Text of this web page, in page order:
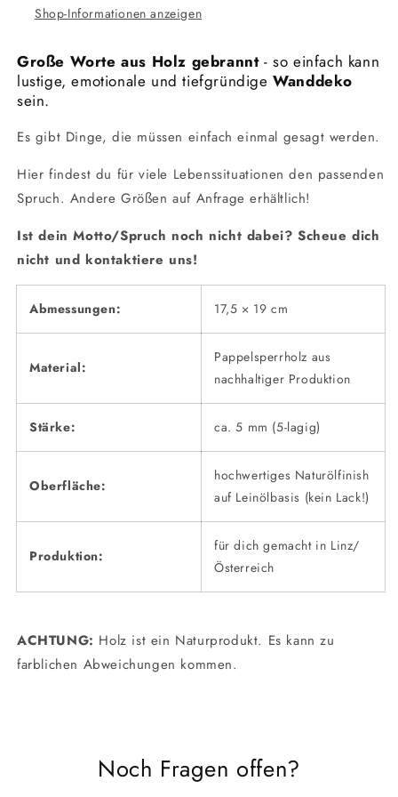
Shop-Informationen anzeigen
Große Worte aus Holz gebrannt- so einfach kann
lustige, emotionale und tiefgründigeWanddeko
sein.
Es gibt Dinge, die müssen einfach einmal gesagt werden.
Hier findest du für viele Lebenssituationen den passenden
Spruch. Andere Größen auf Anfrage erhältlich!
Ist dein Motto/Spruch noch nicht dabei? Scheue dich
nicht und kontaktiere uns!
Abmessungen: 17,5 × 19 cm
Material:
Pappelsperrholz aus
nachhaltiger Produktion
Stärke: ca. 5 mm (5-lagig)
Oberfläche:
hochwertiges Naturölfinish
auf Leinölbasis (kein Lack!)
Produktion:
für dich gemacht in Linz/
Österreich
ACHTUNG: Holz ist ein Naturprodukt. Es kann zu
farblichen Abweichungen kommen.
Noch Fragen offen?